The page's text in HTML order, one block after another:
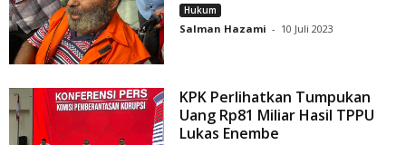
Hukum
Salman Hazami - 10 Juli 2023
KPK Perlihatkan Tumpukan
Uang Rp81 Miliar Hasil TPPU
Lukas Enembe